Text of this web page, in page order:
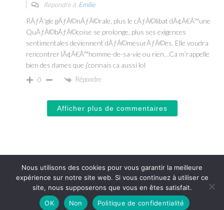
Répondre à Emilie
RÃƒÂ¨gle gÃƒÂ©nÃƒÂ©rale, plus le cÃƒÂ©libat dÃ¢Â€Â™une
QuÃƒÂ©bÃƒÂ©coise se prolonge, plus ses exigences
sentimentales deviennent dÃƒÂ©mesurÃƒÂ©es. Elle voudra
rencontrer lÃ¢Â€Â™homme-de-sa-vie ou rien…Ca m’rappelle
bien des dames que j’connais ca aussi lol
0 Répondre
Afficher plus de commentaires
© 2026 Eveil et Nature
13
Nous utilisons des cookies pour vous garantir la meilleure
expérience sur notre site web. Si vous continuez à utiliser ce
site, nous supposerons que vous en êtes satisfait.
OK
Non Politique de confidentialité